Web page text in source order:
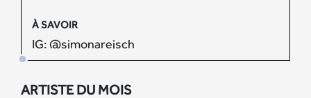
À SAVOIR
IG: @simonareisch
ARTISTE DU MOIS